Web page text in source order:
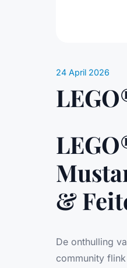
24 April 2026
&
De onthulling
community